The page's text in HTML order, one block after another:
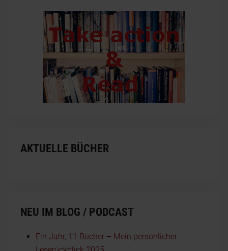
AKTUELLE BÜCHER
NEU IM BLOG / PODCAST
Ein Jahr, 11 Bücher – Mein persönlicher